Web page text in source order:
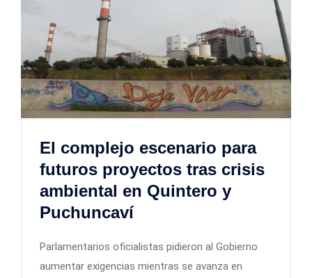
El complejo escenario para
futuros proyectos tras crisis
ambiental en Quintero y
Puchuncaví
Parlamentarios oficialistas pidieron al Gobierno
aumentar exigencias mientras se avanza en